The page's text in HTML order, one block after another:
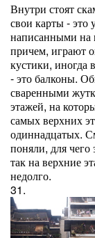
Внутри стоят
свои карты - это
написанными на
причем, играют
кустики, иногда
- это балконы.
сваренными
этажей, на
самых верхних
одиннадцатых.
поняли, для
так на верхние
недолго.
31.